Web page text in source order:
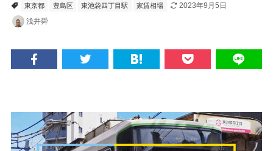
東京都 豊島区 東池袋四丁目駅 家賃相場
2023年9月5日
浅井舜